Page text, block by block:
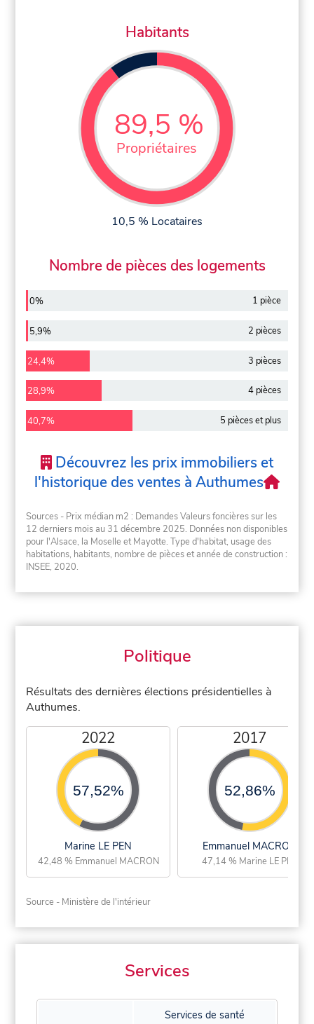
Habitants
89,5 %
Propriétaires
10,5 % Locataires
Nombre de pièces des logements
0% 1 pièce
5,9% 2 pièces
24,4% 3 pièces
28,9% 4 pièces
40,7% 5 pièces et plus
Découvrez les prix immobiliers et
l'historique des ventes à Authumes
Sources - Prix médian m2 : Demandes Valeurs foncières sur les
12 derniers mois au 31 décembre 2025. Données non disponibles
pour l'Alsace, la Moselle et Mayotte. Type d'habitat, usage des
habitations, habitants, nombre de pièces et année de construction :
INSEE, 2020.
Politique
Résultats des dernières élections présidentielles à
Authumes.
2022
57,52%
Marine LE PEN
42,48 % Emmanuel MACRON
2017
52,86%
Emmanuel MACRON
47,14 % Marine LE PEN
Source - Ministère de l'intérieur
Services
Services de santé